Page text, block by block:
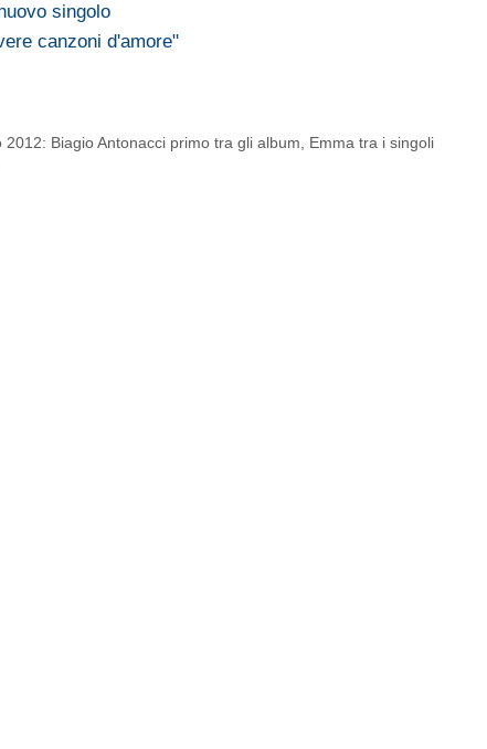
singolo
canzoni d'amore"
Biagio Antonacci primo tra gli album, Emma tra i singoli